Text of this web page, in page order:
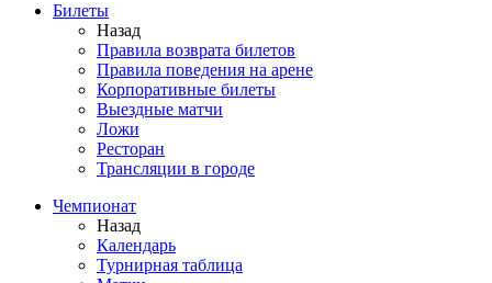
Билеты
Назад
Правила возврата билетов
Правила поведения на арене
Корпоративные билеты
Выездные матчи
Ложи
Ресторан
Трансляции в городе
Чемпионат
Назад
Календарь
Турнирная таблица